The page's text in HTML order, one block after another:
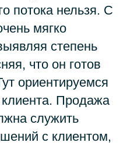
потока нельзя. С
мягко
степень
что он готов
ориентируемся
клиента. Продажа
служить
с клиентом,